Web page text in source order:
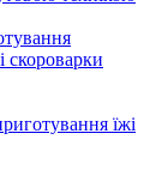
скороварки
їжі